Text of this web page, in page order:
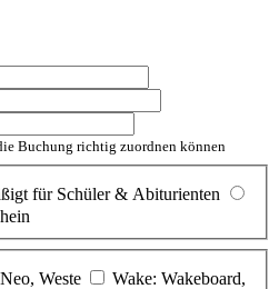
Buchung richtig zuordnen können
für Schüler & Abiturienten
Weste
Wake: Wakeboard,